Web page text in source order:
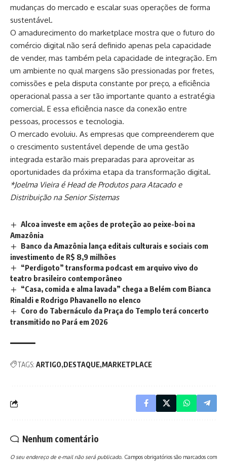
mudanças do mercado e escalar suas operações de forma
sustentável.
O amadurecimento do marketplace mostra que o futuro do
comércio digital não será definido apenas pela capacidade
de vender, mas também pela capacidade de integração. Em
um ambiente no qual margens são pressionadas por fretes,
comissões e pela disputa constante por preço, a eficiência
operacional passa a ser tão importante quanto a estratégia
comercial. E essa eficiência nasce da conexão entre
pessoas, processos e tecnologia.
O mercado evoluiu. As empresas que compreenderem que
o crescimento sustentável depende de uma gestão
integrada estarão mais preparadas para aproveitar as
oportunidades da próxima etapa da transformação digital.
*Joelma Vieira é Head de Produtos para Atacado e
Distribuição na Senior Sistemas
Alcoa investe em ações de proteção ao peixe-boi na
Amazônia
Banco da Amazônia lança editais culturais e sociais com
investimento de R$ 8,9 milhões
“Perdigoto” transforma podcast em arquivo vivo do
teatro brasileiro contemporâneo
“Casa, comida e alma lavada” chega a Belém com Bianca
Rinaldi e Rodrigo Phavanello no elenco
Coro do Tabernáculo da Praça do Templo terá concerto
transmitido no Pará em 2026
TAGS: ARTIGO DESTAQUE MARKETPLACE
Nenhum comentário
O seu endereço de e-mail não será publicado. Campos obrigatórios são marcados com